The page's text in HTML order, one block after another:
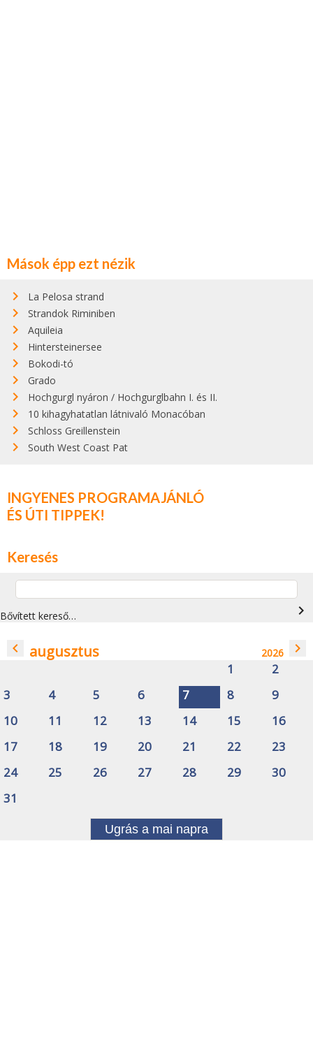
Mások épp ezt nézik
La Pelosa strand
Strandok Riminiben
Aquileia
Hintersteinersee
Bokodi-tó
Grado
Hochgurgl nyáron / Hochgurglbahn I. és II.
10 kihagyhatatlan látnivaló Monacóban
Schloss Greillenstein
South West Coast Pat
INGYENES PROGRAMAJÁNLÓ
ÉS ÚTI TIPPEK!
Keresés
Bővített kereső… navigate_next
navigate_before augusztus 2026 navigate_next
1
2
3
4 5 6 7 8
9
10
11 12 13 14 15
16
17
18 19 20 21 22
23
24
25 26 27 28 29
30
31
Ugrás a mai napra